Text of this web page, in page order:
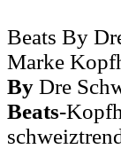
Beats By
Marke
By Dre
Beats-